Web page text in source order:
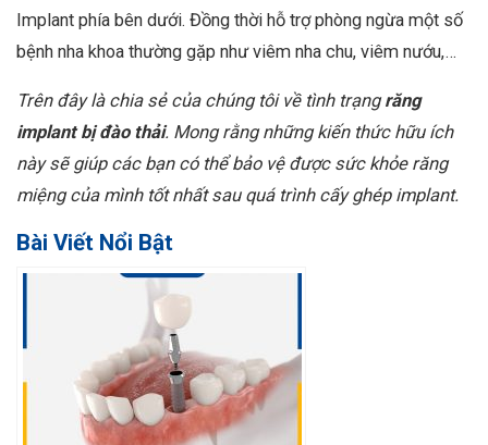
Implant phía bên dưới. Đồng thời hỗ trợ phòng ngừa một số
bệnh nha khoa thường gặp như viêm nha chu, viêm nướu,…
Trên đây là chia sẻ của chúng tôi về tình trạngrăng
implant bị đào thải. Mong rằng những kiến thức hữu ích
này sẽ giúp các bạn có thể bảo vệ được sức khỏe răng
miệng của mình tốt nhất sau quá trình cấy ghép implant.
Bài Viết Nổi Bật